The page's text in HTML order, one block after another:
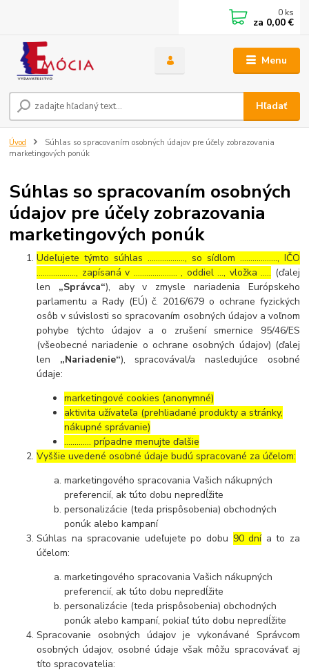
Menu
Hľadať
0 ks
za 0,00 €
Úvod
Súhlas so spracovaním osobných údajov pre účely zobrazovania
marketingových ponúk
Súhlas so spracovaním osobných
údajov pre účely zobrazovania
marketingových ponúk
Udeľujete týmto súhlas ……………..., so sídlom ………………, IČO
………………., zapísaná v ………………… , oddiel …, vložka ….. (ďalej
len „Správca“), aby v zmysle nariadenia Európskeho
parlamentu a Rady (EÚ) č. 2016/679 o ochrane fyzických
osôb v súvislosti so spracovaním osobných údajov a voľnom
pohybe týchto údajov a o zrušení smernice 95/46/ES
(všeobecné nariadenie o ochrane osobných údajov) (ďalej
len „Nariadenie“), spracovával/a nasledujúce osobné
údaje:
marketingové cookies (anonymné)
aktivita užívateľa (prehliadané produkty a stránky,
nákupné správanie)
…………. prípadne menujte ďalšie
Vyššie uvedené osobné údaje budú spracované za účelom:
marketingového spracovania Vašich nákupných
preferencií, ak túto dobu nepredĺžite
personalizácie (teda prispôsobenia) obchodných
ponúk alebo kampaní
Súhlas na spracovanie udeľujete po dobu 90 dnía to za
účelom:
marketingového spracovania Vašich nákupných
preferencií, ak túto dobu nepredĺžite
personalizácie (teda prispôsobenia) obchodných
ponúk alebo kampaní, pokiaľ túto dobu nepredĺžite
Spracovanie osobných údajov je vykonávané Správcom
osobných údajov, osobné údaje však môžu spracovávať aj
títo spracovatelia: